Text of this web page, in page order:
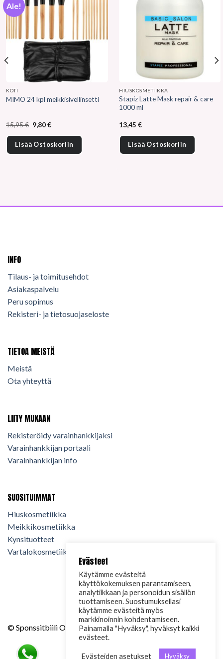
Ale!
KOTI
MIMO 24 kpl meikkisivellinsetti
15,95€ Alkuperäinen
hinta
oli:
15,95 €.
9,80€Nykyinen
on:
9,80 €.
Lisää Ostoskoriin
HIUSKOSMETIIKKA
Stapiz Latte Mask repair & care
1000 ml
13,45€
Lisää Ostoskoriin
INFO
Tilaus- ja toimitusehdot
Asiakaspalvelu
Peru sopimus
Rekisteri- ja tietosuojaseloste
TIETOA MEISTÄ
Meistä
Ota yhteyttä
LIITY MUKAAN
Rekisteröidy varainhankkijaksi
Varainhankkijan portaali
Varainhankkijan info
SUOSITUIMMAT
Hiuskosmetiikka
Meikkikosmetiikka
Kynsituotteet
Vartalokosmetiikka
© Sponssitbiili Oy. 2024. Kaikki oikeudet pidätetään.
Evästeet
Käytämme evästeitä
käyttökokemuksen parantamiseen,
analytiikkaan ja personoidun sisällön
tuottamiseen. Suostumuksellasi
käytämme evästeitä myös
markkinoinnin kohdentamiseen.
Painamalla "Hyväksy", hyväksyt kaikki
evästeet.
Evästeiden asetukset Hyväksy